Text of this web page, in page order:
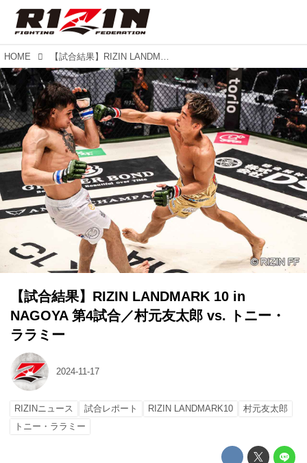
HOME 【試合結果】RIZIN LANDMARK 10 in NAGOYA 第4試合／村元友太郎 vs. トニー・ララミー
【試合結果】RIZIN LANDMARK 10 in
NAGOYA 第4試合／村元友太郎 vs. トニー・
ララミー
2024-11-17
RIZINニュース 試合レポート RIZIN LANDMARK10
村元友太郎
トニー・ララミー